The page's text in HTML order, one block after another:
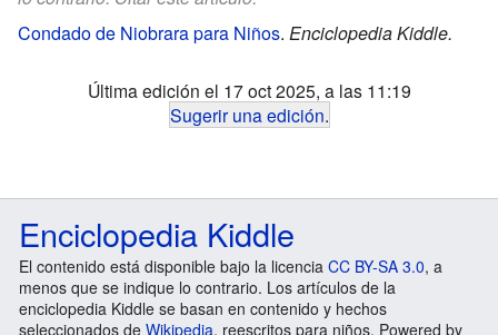
Condado de Niobrara para Niños. Enciclopedia Kiddle.
Última edición el 17 oct 2025, a las 11:19
Sugerir una edición.
Enciclopedia Kiddle
El contenido está disponible bajo la licencia CC BY-SA 3.0, a
menos que se indique lo contrario. Los artículos de la
enciclopedia Kiddle se basan en contenido y hechos
seleccionados de Wikipedia, reescritos para niños. Powered by